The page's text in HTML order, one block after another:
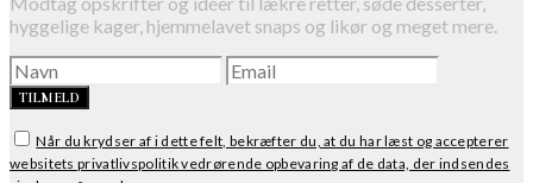
hyggelige kager, hjemmelavet snaps og likør og meget mere.
TILMELD
Når du krydser af i dette felt, bekræfter du, at du har læst og accepterer
websitets privatlivspolitik vedrørende opbevaring af de data, der indsendes